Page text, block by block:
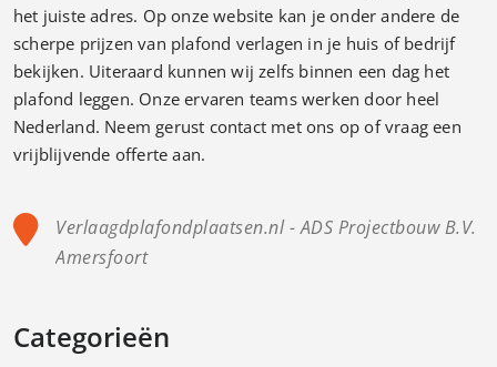
het juiste adres. Op onze website kan je onder andere de
scherpe prijzen van plafond verlagen in je huis of bedrijf
bekijken. Uiteraard kunnen wij zelfs binnen een dag het
plafond leggen. Onze ervaren teams werken door heel
Nederland. Neem gerust contact met ons op of vraag een
vrijblijvende offerte aan.
Verlaagdplafondplaatsen.nl - ADS Projectbouw B.V.
Amersfoort
Categorieën